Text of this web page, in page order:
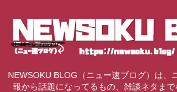
NEWSOKU BLOG（ニュー速ブログ）は、
報から話題になってるもの、雑談ネタま